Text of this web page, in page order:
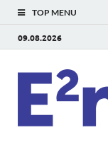
TOP MENU
09.08.2026